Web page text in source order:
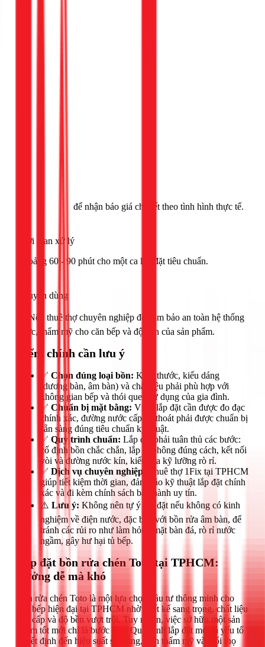
để nhận báo giá chi tiết theo tình hình thực tế.
Thời gian xử lý
Khoảng 60 - 90 phút cho một ca lắp đặt tiêu chuẩn.
Khuyên dùng
🟢 Nên thuê thợ chuyên nghiệp để đảm bảo an toàn hệ thống
nước, thẩm mỹ cho căn bếp và độ bền của sản phẩm.
Điểm chính cần lưu ý
✅ Chọn đúng loại bồn: Kích thước, kiểu dáng
(dương bàn, âm bàn) và chất liệu phải phù hợp với
không gian bếp và thói quen sử dụng của gia đình.
✅ Chuẩn bị mặt bằng: Vị trí lắp đặt cần được đo đạc
chính xác, đường nước cấp và thoát phải được chuẩn bị
sẵn sàng đúng tiêu chuẩn kỹ thuật.
✅ Quy trình chuẩn: Lắp đặt phải tuân thủ các bước:
cố định bồn chắc chắn, lắp xi phông đúng cách, kết nối
vòi và đường nước kín, kiểm tra kỹ lưỡng rò rỉ.
✅ Dịch vụ chuyên nghiệp:
Thuê thợ 1Fix tại TPHCM
giúp tiết kiệm thời gian, đảm bảo kỹ thuật lắp đặt chính
xác và đi kèm chính sách bảo hành uy tín.
⚠️ Lưu ý: Không nên tự ý lắp đặt nếu không có kinh
nghiệm về điện nước, đặc biệt với bồn rửa âm bàn, để
tránh các rủi ro như làm hỏng mặt bàn đá, rò rỉ nước
ngầm, gây hư hại tủ bếp.
Lắp đặt bồn rửa chén Toto tại TPHCM:
Tưởng dễ mà khó
Bồn rửa chén Toto là một lựa chọn đầu tư thông minh cho
căn bếp hiện đại tại TPHCM nhờ thiết kế sang trọng, chất liệu
cao cấp và độ bền vượt trội. Tuy nhiên, việc sở hữu một sản
phẩm tốt mới chỉ là bước đầu. Quá trình lắp đặt mới là yếu tố
quyết định đến hiệu suất sử dụng, tính thẩm mỹ và tuổi thọ